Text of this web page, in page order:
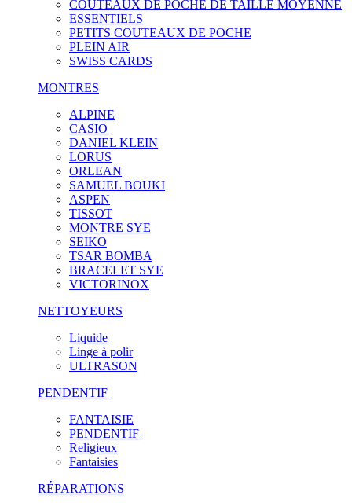
COUTEAUX DE POCHE DE TAILLE MOYENNE
ESSENTIELS
PETITS COUTEAUX DE POCHE
PLEIN AIR
SWISS CARDS
MONTRES
ALPINE
CASIO
DANIEL KLEIN
LORUS
ORLEAN
SAMUEL BOUKI
ASPEN
TISSOT
MONTRE SYE
SEIKO
TSAR BOMBA
BRACELET SYE
VICTORINOX
NETTOYEURS
Liquide
Linge à polir
ULTRASON
PENDENTIF
FANTAISIE
PENDENTIF
Religieux
Fantaisies
RÉPARATIONS